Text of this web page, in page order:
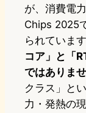
が、消費電
Chips 2025
られています
コア」と「
ではありませ
クラス」と
力・発熱の